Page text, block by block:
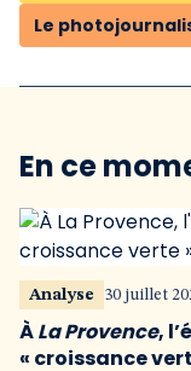
Le
En ce
Analyse 30 juillet
ÀLa Provence,
« croissance